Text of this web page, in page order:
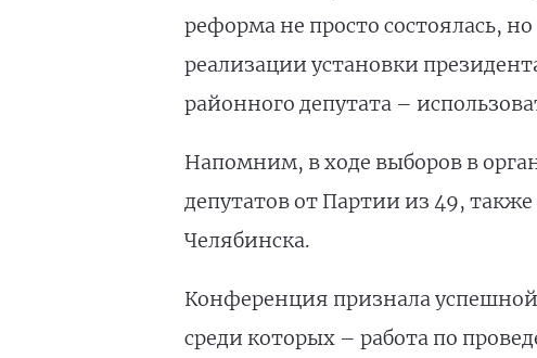
реформа не просто состоялась,
реализации установки
районного депутата –
Напомним, в ходе выборов в
депутатов от Партии из 49,
Челябинска.
Конференция признала
среди которых – работа по